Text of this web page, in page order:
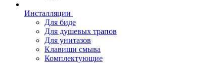
Инсталляции
Для биде
Для душевых трапов
Для унитазов
Клавиши смыва
Комплектующие